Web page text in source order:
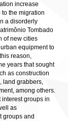
increase
the migration
a disorderly
Tombado
of new cities
equipment to
reason,
years that sought
as construction
land grabbers,
among others.
groups in
as
groups and